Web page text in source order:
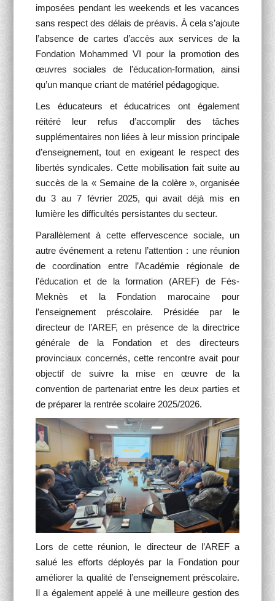
imposées pendant les weekends et les vacances
sans respect des délais de préavis. À cela s’ajoute
l’absence de cartes d’accès aux services de la
Fondation Mohammed VI pour la promotion des
œuvres sociales de l’éducation-formation, ainsi
qu’un manque criant de matériel pédagogique.
Les éducateurs et éducatrices ont également
réitéré leur refus d’accomplir des tâches
supplémentaires non liées à leur mission principale
d’enseignement, tout en exigeant le respect des
libertés syndicales. Cette mobilisation fait suite au
succès de la « Semaine de la colère », organisée
du 3 au 7 février 2025, qui avait déjà mis en
lumière les difficultés persistantes du secteur.
Parallèlement à cette effervescence sociale, un
autre événement a retenu l’attention : une réunion
de coordination entre l’Académie régionale de
l’éducation et de la formation (AREF) de Fès-
Meknès et la Fondation marocaine pour
l’enseignement préscolaire. Présidée par le
directeur de l’AREF, en présence de la directrice
générale de la Fondation et des directeurs
provinciaux concernés, cette rencontre avait pour
objectif de suivre la mise en œuvre de la
convention de partenariat entre les deux parties et
de préparer la rentrée scolaire 2025/2026.
Lors de cette réunion, le directeur de l’AREF a
salué les efforts déployés par la Fondation pour
améliorer la qualité de l’enseignement préscolaire.
Il a également appelé à une meilleure gestion des